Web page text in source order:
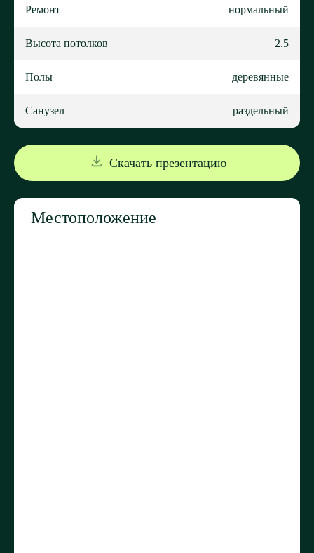
Ремонт нормальный
Высота потолков 2.5
Полы деревянные
Санузел раздельный
Скачать презентацию
Местоположение